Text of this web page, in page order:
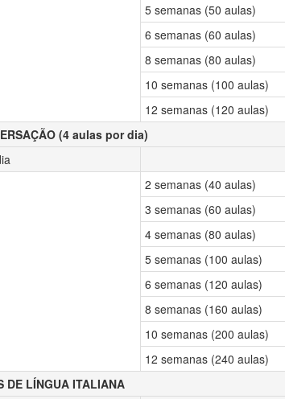
5 semanas (50 aulas)
6 semanas (60 aulas)
8 semanas (80 aulas)
10 semanas (100 aulas)
12 semanas (120 aulas)
(4 aulas por dia)
2 semanas (40 aulas)
3 semanas (60 aulas)
4 semanas (80 aulas)
5 semanas (100 aulas)
6 semanas (120 aulas)
8 semanas (160 aulas)
10 semanas (200 aulas)
12 semanas (240 aulas)
DE LÍNGUA ITALIANA